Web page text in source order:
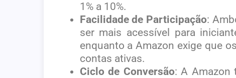
1% a 10%.
Facilidade de Participação:
ser mais acessível para
enquanto a Amazon exige que
contas ativas.
Ciclo de Conversão: A Amazon